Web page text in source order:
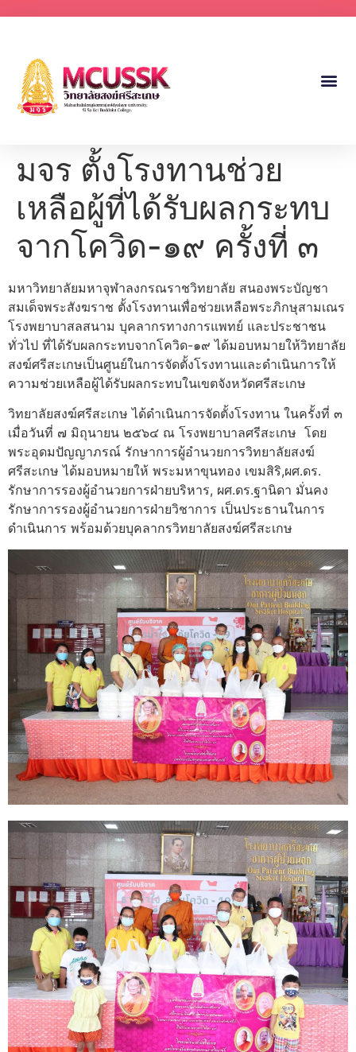
มจร ตั้งโรงทานช่วย
เหลือผู้ที่ได้รับผลกระทบ
จากโควิด-๑๙ ครั้งที่ ๓
มหาวิทยาลัยมหาจุฬาลงกรณราชวิทยาลัย สนองพระบัญชา
สมเด็จพระสังฆราช ตั้งโรงทานเพื่อช่วยเหลือพระภิกษุสามเณร
โรงพยาบาสลสนาม บุคลากรทางการแพทย์ และประชาชน
ทั่วไป ที่ได้รับผลกระทบจากโควิด-๑๙ ได้มอบหมายให้วิทยาลัย
สงฆ์ศรีสะเกษเป็นศูนย์ในการจัดตั้งโรงทานและดำเนินการให้
ความช่วยเหลือผู้ได้รับผลกระทบในเขตจังหวัดศรีสะเกษ
วิทยาลัยสงฆ์ศรีสะเกษ ได้ดำเนินการจัดตั้งโรงทาน ในครั้งที่ ๓
เมื่อวันที่ ๗ มิถุนายน ๒๕๖๔ ณ โรงพยาบาลศรีสะเกษ โดย
พระอุดมปัญญาภรณ์ รักษาการผู้อำนวยการวิทยาลัยสงฆ์
ศรีสะเกษ ได้มอบหมายให้ พระมหาขุนทอง เขมสิริ,ผศ.ดร.
รักษาการรองผู้อำนวยการฝ่ายบริหาร, ผศ.ดร.ฐานิดา มั่นคง
รักษาการรองผู้อำนวยการฝ่ายวิชาการ เป็นประธานในการ
ดำเนินการ พร้อมด้วยบุคลากรวิทยาลัยสงฆ์ศรีสะเกษ